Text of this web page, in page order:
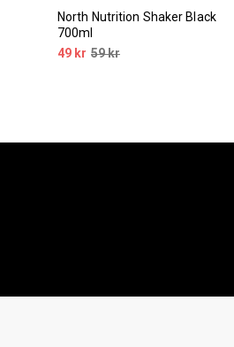
North Nutrition Shaker Black
700ml
49 kr 59 kr